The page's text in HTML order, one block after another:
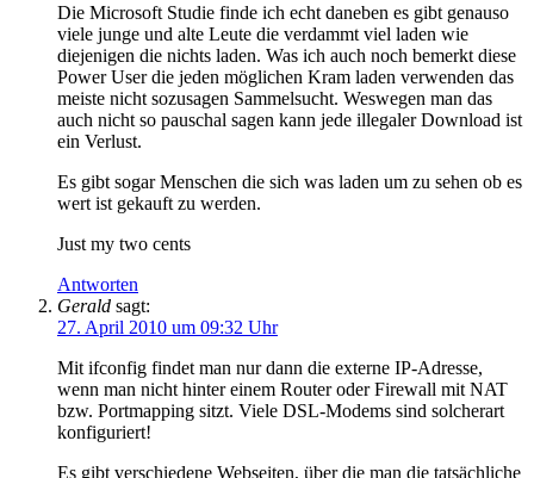
Die Microsoft Studie finde ich echt daneben es gibt genauso
viele junge und alte Leute die verdammt viel laden wie
diejenigen die nichts laden. Was ich auch noch bemerkt diese
Power User die jeden möglichen Kram laden verwenden das
meiste nicht sozusagen Sammelsucht. Weswegen man das
auch nicht so pauschal sagen kann jede illegaler Download ist
ein Verlust.
Es gibt sogar Menschen die sich was laden um zu sehen ob es
wert ist gekauft zu werden.
Just my two cents
Antworten
Gerald sagt:
27. April 2010 um 09:32 Uhr
Mit ifconfig findet man nur dann die externe IP-Adresse,
wenn man nicht hinter einem Router oder Firewall mit NAT
bzw. Portmapping sitzt. Viele DSL-Modems sind solcherart
konfiguriert!
Es gibt verschiedene Webseiten, über die man die tatsächliche